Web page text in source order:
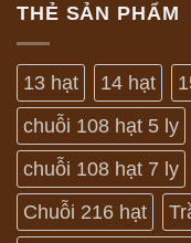
THẺ SẢN PHẨM
13 hạt 14 hạt
chuỗi 108 hạt 5 ly
chuỗi 108 hạt 7 ly
Chuỗi 216 hạt